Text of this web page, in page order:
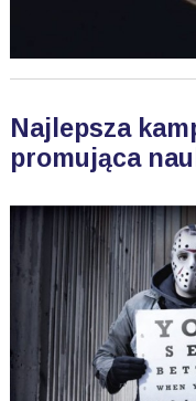
Najlepsza
promująca